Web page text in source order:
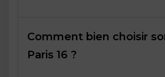
Comment bien choisir
Paris 16 ?